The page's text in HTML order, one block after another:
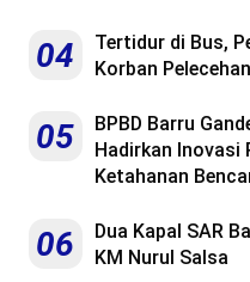
04
Tertidur di Bus,
Korban Pelecehan
05
BPBD Barru
Hadirkan Inovasi
Ketahanan
06
Dua Kapal SAR
KM Nurul Salsa